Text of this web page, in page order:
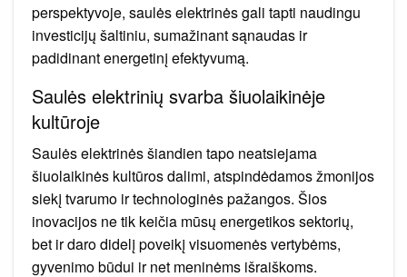
perspektyvoje, saulės elektrinės gali tapti naudingu
investicijų šaltiniu, sumažinant sąnaudas ir
padidinant energetinį efektyvumą.
Saulės elektrinių svarba šiuolaikinėje
kultūroje
Saulės elektrinės šiandien tapo neatsiejama
šiuolaikinės kultūros dalimi, atspindėdamos žmonijos
siekį tvarumo ir technologinės pažangos. Šios
inovacijos ne tik keičia mūsų energetikos sektorių,
bet ir daro didelį poveikį visuomenės vertybėms,
gyvenimo būdui ir net meninėms išraiškoms.